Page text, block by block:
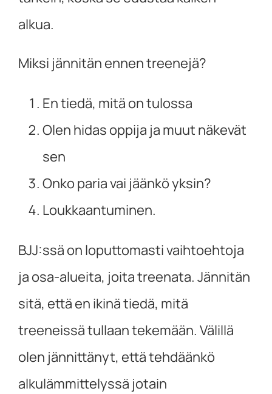
alkua.
Miksi jännitän ennen treenejä?
En tiedä, mitä on tulossa
Olen hidas oppija ja muut näkevät
sen
Onko paria vai jäänkö yksin?
Loukkaantuminen.
BJJ:ssä on loputtomasti vaihtoehtoja
ja osa-alueita, joita treenata. Jännitän
sitä, että en ikinä tiedä, mitä
treeneissä tullaan tekemään. Välillä
olen jännittänyt, että tehdäänkö
alkulämmittelyssä jotain